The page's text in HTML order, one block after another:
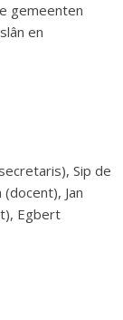
gemeenten
en
Sip de
Jan
Egbert